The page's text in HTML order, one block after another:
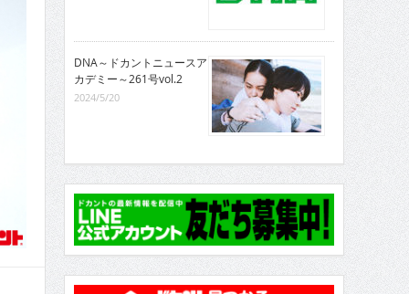
DNA～ドカントニュースア
カデミー～261号vol.2
2024/5/20